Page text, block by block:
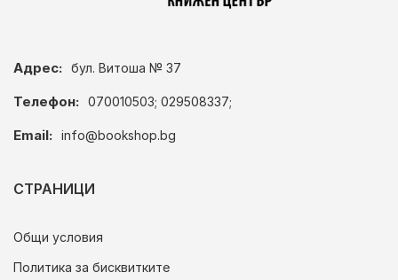
Адрес: бул. Витоша № 37
Телефон: 070010503; 029508337;
Email: info@bookshop.bg
СТРАНИЦИ
Общи условия
Политика за бисквитките